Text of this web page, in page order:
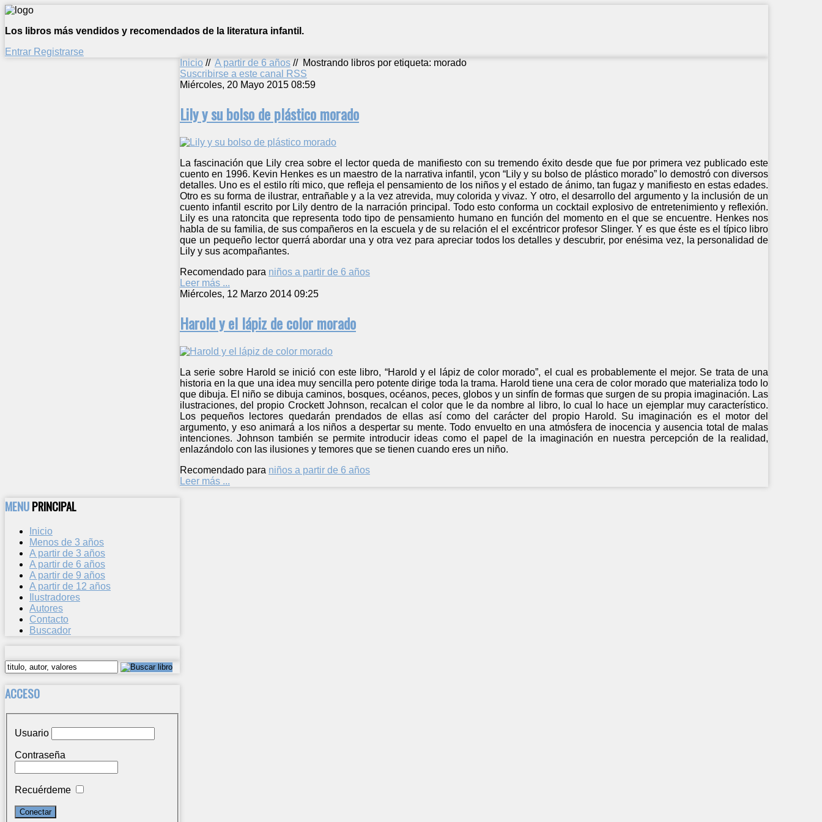
Los libros más vendidos y recomendados de la literatura infantil.
Entrar Registrarse
Inicio // A partir de 6 años // Mostrando libros por etiqueta: morado
Suscribirse a este canal RSS
Miércoles, 20 Mayo 2015 08:59
Lily y su bolso de plástico morado
La fascinación que Lily crea sobre el lector queda de manifiesto con su tremendo éxito desde que fue por primera vez publicado este
cuento en 1996. Kevin Henkes es un maestro de la narrativa infantil, ycon “Lily y su bolso de plástico morado” lo demostró con diversos
detalles. Uno es el estilo ríti mico, que refleja el pensamiento de los niños y el estado de ánimo, tan fugaz y manifiesto en estas edades.
Otro es su forma de ilustrar, entrañable y a la vez atrevida, muy colorida y vivaz. Y otro, el desarrollo del argumento y la inclusión de un
cuento infantil escrito por Lily dentro de la narración principal. Todo esto conforma un cocktail explosivo de entretenimiento y reflexión.
Lily es una ratoncita que representa todo tipo de pensamiento humano en función del momento en el que se encuentre. Henkes nos
habla de su familia, de sus compañeros en la escuela y de su relación el el excéntricor profesor Slinger. Y es que éste es el típico libro
que un pequeño lector querrá abordar una y otra vez para apreciar todos los detalles y descubrir, por enésima vez, la personalidad de
Lily y sus acompañantes.
Recomendado para niños a partir de 6 años
Leer más ...
Miércoles, 12 Marzo 2014 09:25
Harold y el lápiz de color morado
La serie sobre Harold se inició con este libro, “Harold y el lápiz de color morado”, el cual es probablemente el mejor. Se trata de una
historia en la que una idea muy sencilla pero potente dirige toda la trama. Harold tiene una cera de color morado que materializa todo lo
que dibuja. El niño se dibuja caminos, bosques, océanos, peces, globos y un sinfín de formas que surgen de su propia imaginación. Las
ilustraciones, del propio Crockett Johnson, recalcan el color que le da nombre al libro, lo cual lo hace un ejemplar muy característico.
Los pequeños lectores quedarán prendados de ellas así como del carácter del propio Harold. Su imaginación es el motor del
argumento, y eso animará a los niños a despertar su mente. Todo envuelto en una atmósfera de inocencia y ausencia total de malas
intenciones. Johnson también se permite introducir ideas como el papel de la imaginación en nuestra percepción de la realidad,
enlazándolo con las ilusiones y temores que se tienen cuando eres un niño.
Recomendado para niños a partir de 6 años
Leer más ...
MENUPRINCIPAL
Inicio
Menos de 3 años
A partir de 3 años
A partir de 6 años
A partir de 9 años
A partir de 12 años
Ilustradores
Autores
Contacto
Buscador
ACCESO
Usuario
Contraseña
Recuérdeme